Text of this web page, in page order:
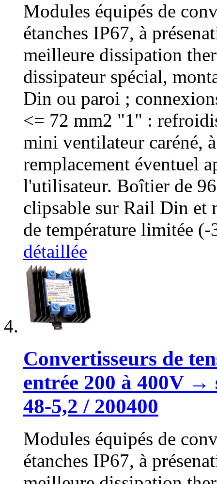
Modules équipés de
étanches IP67, à
meilleure dissipation
dissipateur spécial,
Din ou paroi ;
<= 72 mm2 "1" :
mini ventilateur caréné,
remplacement éventuel
l'utilisateur. Boîtier de
clipsable sur Rail Din et
de température limitée
détaillée
Convertisseurs de
entrée 200 à 400V →
48-5,2 / 200400
Modules équipés de
étanches IP67, à